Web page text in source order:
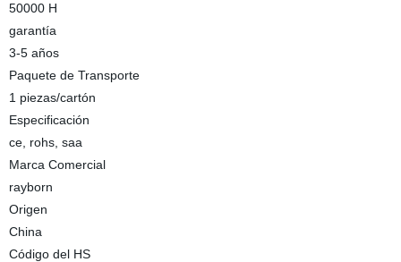
50000 H
garantía
3-5 años
Paquete de Transporte
1 piezas/cartón
Especificación
ce, rohs, saa
Marca Comercial
rayborn
Origen
China
Código del HS